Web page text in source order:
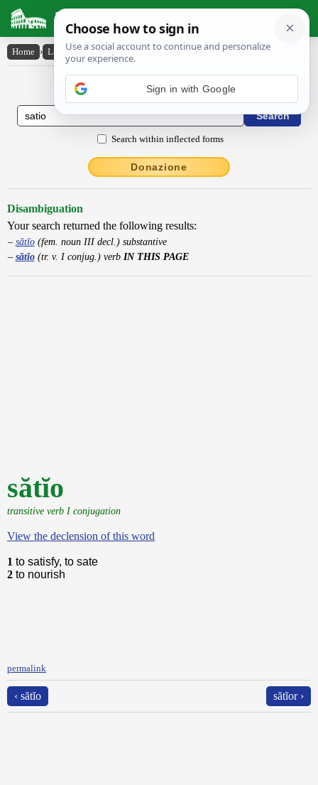
Latin Dictionary
Home › Latin-English › sătĭo
Latin to English Dictionary
Search within inflected forms
Donazione
Disambiguation
Your search returned the following results:
sătĭo(fem. noun III decl.) substantive
sătĭo(tr. v. I conjug.) verb IN THIS PAGE
sătĭo
transitive verb I conjugation
View the declension of this word
1 to satisfy, to sate
2 to nourish
permalink
‹ sătĭo sătĭor ›
Sign in with Google